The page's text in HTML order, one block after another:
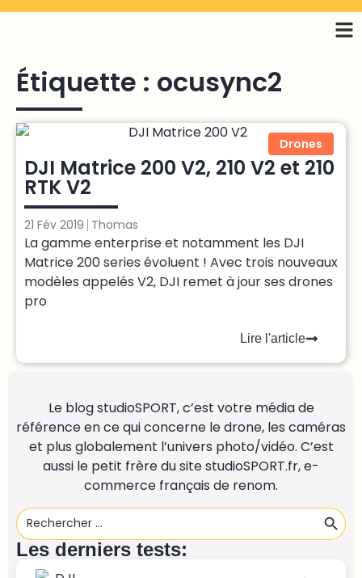
Étiquette : ocusync2
Drones
DJI Matrice 200 V2, 210 V2 et 210
RTK V2
21 Fév 2019 Thomas
La gamme enterprise et notamment les DJI
Matrice 200 series évoluent ! Avec trois nouveaux
modèles appelés V2, DJI remet à jour ses drones
pro
Lire l'article
Le blog studioSPORT, c’est votre média de
référence en ce qui concerne le drone, les caméras
et plus globalement l’univers photo/vidéo. C’est
aussi le petit frère du sitestudioSPORT.fr, e-
commerce français de renom.
Search
for:
Les derniers tests: